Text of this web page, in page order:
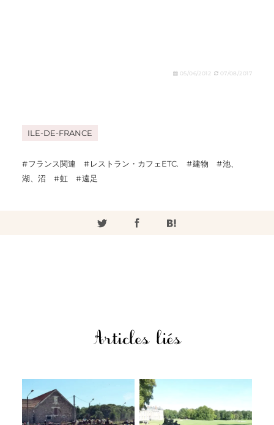
05/06/2012 07/08/2017
ILE-DE-FRANCE
フランス関連 レストラン・カフェETC. 建物
池、
湖、沼
虹 遠足
Articles liés